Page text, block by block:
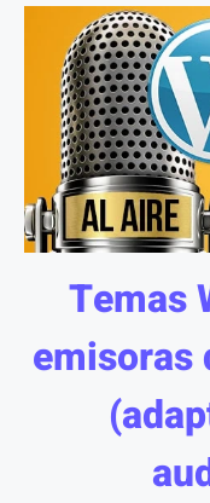
Temas
emisoras